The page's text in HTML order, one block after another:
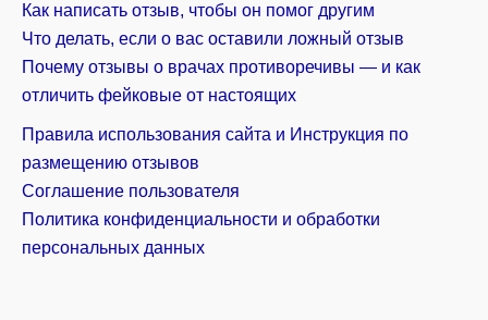
Как написать отзыв, чтобы он помог другим
Что делать, если о вас оставили ложный отзыв
Почему отзывы о врачах противоречивы — и как
отличить фейковые от настоящих
Правила использования сайта и Инструкция по
размещению отзывов
Соглашение пользователя
Политика конфиденциальности и обработки
персональных данных